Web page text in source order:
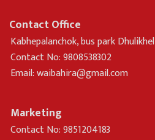
Contact Office
Kabhepalanchok, bus park Dhulikhel
Contact No: 9808538302
Email:waibahira@gmail.com
Marketing
Contact No: 9851204183